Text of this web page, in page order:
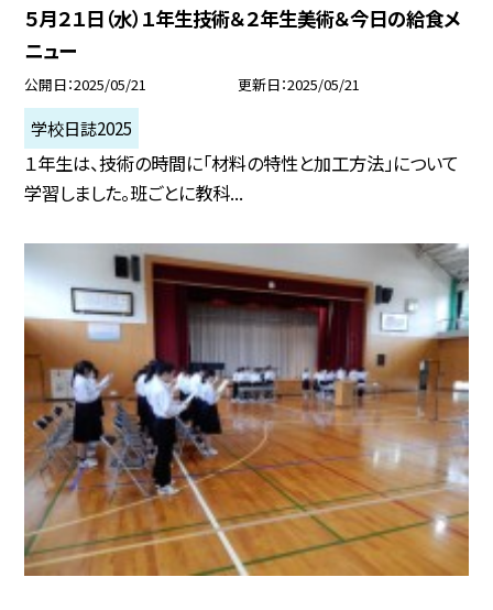
５月２１日（水）１年生技術＆２年生美術＆今日の給食メ
ニュー
公開日 2025/05/21 更新日 2025/05/21
学校日誌2025
１年生は、技術の時間に「材料の特性と加工方法」について
学習しました。班ごとに教科...